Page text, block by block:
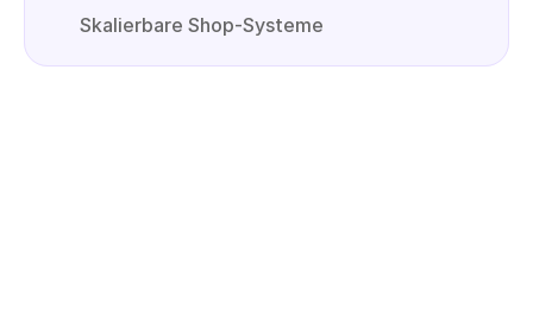
Skalierbare Shop-Systeme